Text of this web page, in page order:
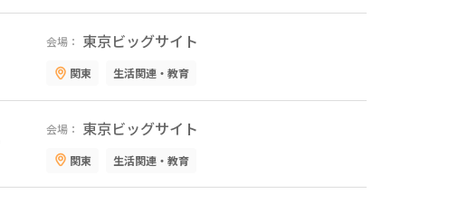
会場： 東京ビッグサイト
関東 生活関連・教育
会場： 東京ビッグサイト
関東 生活関連・教育